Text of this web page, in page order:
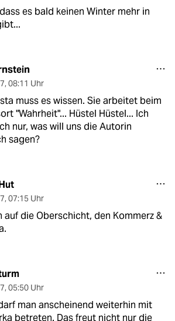
es bald keinen Winter mehr in
, 08:11 Uhr
muss es wissen. Sie arbeitet beim
"Wahrheit"... Hüstel Hüstel... Ich
nur, was will uns die Autorin
sagen?
, 07:15 Uhr
auf die Oberschicht, den Kommerz &
, 05:50 Uhr
man anscheinend weiterhin mit
betreten. Das freut nicht nur die